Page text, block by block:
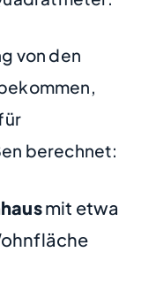
von den
berechnet:
mit etwa